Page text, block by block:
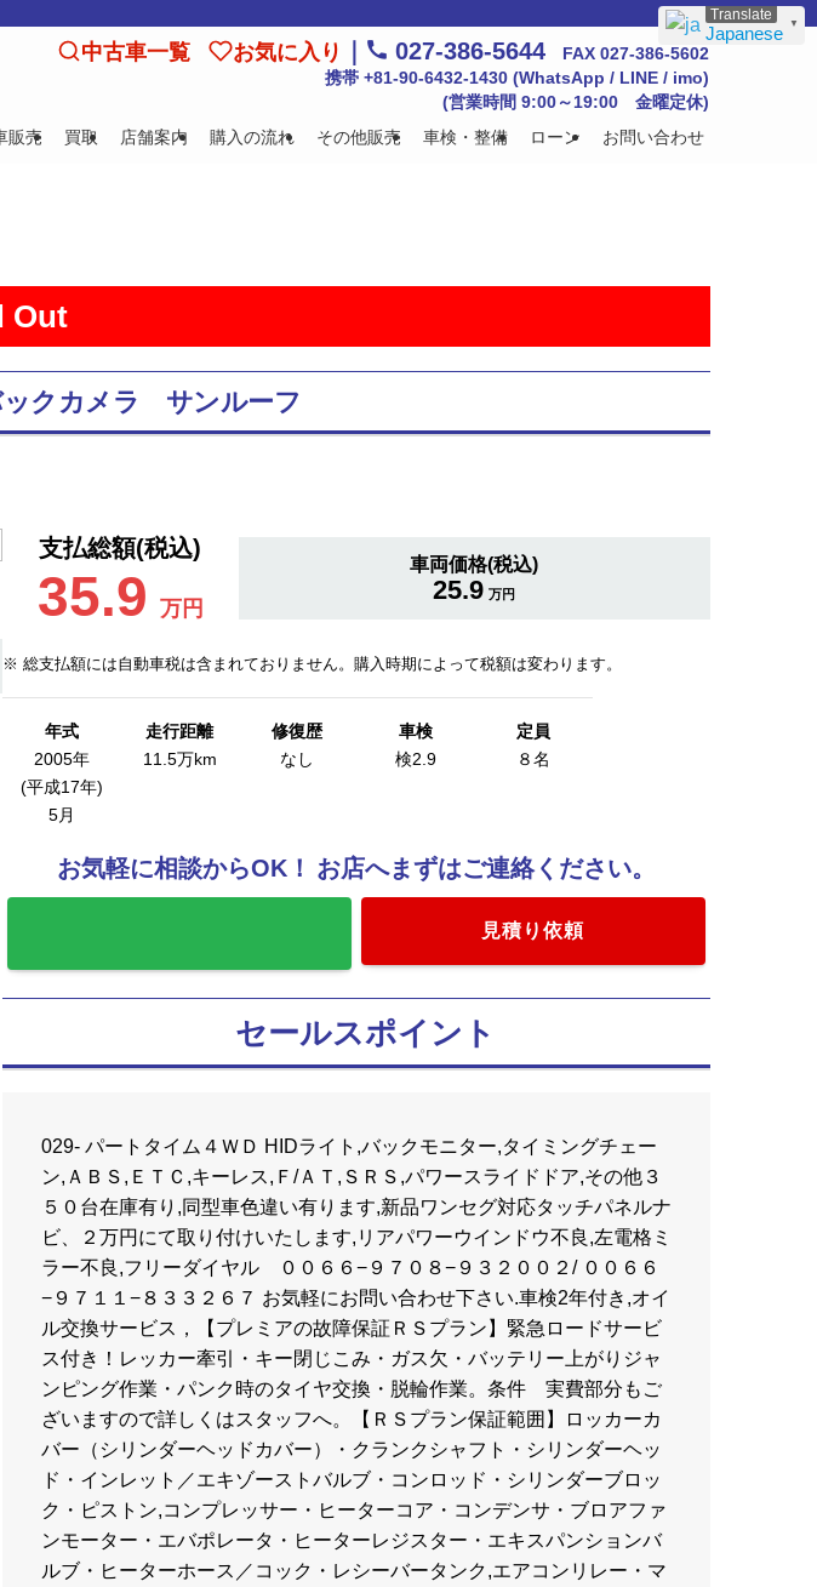
販売 買取 店舗案内 購入の流れ その他販売 車検・整備 ローン お問い合わせ
中古車一覧 お気に入り 027-386-5644 FAX 027-386-5602
携帯 +81-90-6432-1430 (WhatsApp / LINE / imo)
(営業時間 9:00～19:00 金曜定休)
Out
ックカメラ サンルーフ
支払総額(税込)
35.9 万円
車両価格(税込)
25.9 万円
※ 総支払額には自動車税は含まれておりません。購入時期によって税額は変わります。
年式
2005年
(平成17年)
5月
走行距離
11.5万km
修復歴
なし
車検
検2.9
定員
８名
お気軽に相談からOK！ お店へまずはご連絡ください。
見積り依頼
セールスポイント
029- パートタイム４ＷＤ HIDライト,バックモニター,タイミングチェー
ン,ＡＢＳ,ＥＴＣ,キーレス,Ｆ/ＡＴ,ＳＲＳ,パワースライドドア,その他３
５０台在庫有り,同型車色違い有ります,新品ワンセグ対応タッチパネルナ
ビ、２万円にて取り付けいたします,リアパワーウインドウ不良,左電格ミ
ラー不良,フリーダイヤル ００６６−９７０８−９３２００２/ ００６６
−９７１１−８３３２６７ お気軽にお問い合わせ下さい.車検2年付き,オイ
ル交換サービス，【プレミアの故障保証ＲＳプラン】緊急ロードサービ
ス付き！レッカー牽引・キー閉じこみ・ガス欠・バッテリー上がりジャ
ンピング作業・パンク時のタイヤ交換・脱輪作業。条件 実費部分もご
ざいますので詳しくはスタッフへ。【ＲＳプラン保証範囲】ロッカーカ
バー（シリンダーヘッドカバー）・クランクシャフト・シリンダーヘッ
ド・インレット／エキゾーストバルブ・コンロッド・シリンダーブロッ
ク・ピストン,コンプレッサー・ヒーターコア・コンデンサ・ブロアファ
ンモーター・エバポレータ・ヒーターレジスター・エキスパンションバ
ルブ・ヒーターホース／コック・レシーバータンク,エアコンリレー・マ
Japanese ▼